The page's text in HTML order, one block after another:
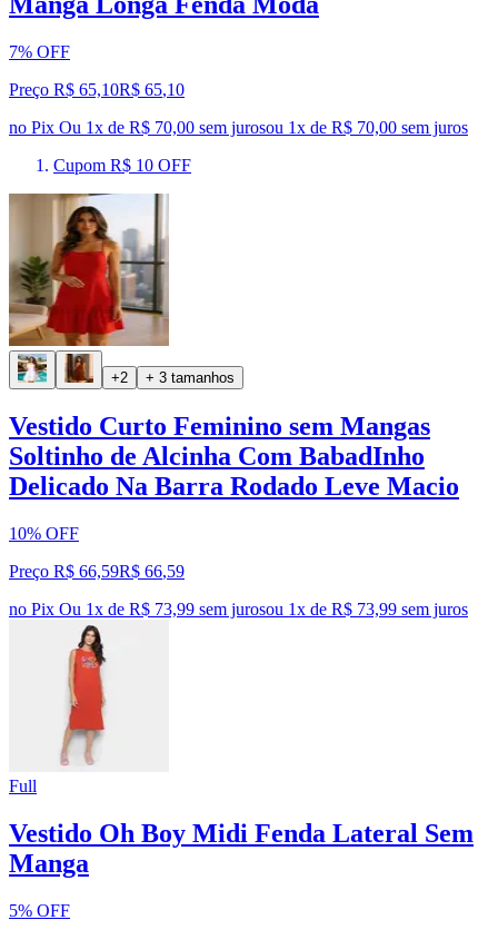
7% OFF
Preço R$ 65,10R$ 65,10
no Pix Ou 1x de R$ 70,00 sem jurosou 1x de R$ 70,00 sem juros
Cupom R$ 10 OFF
+2 + 3 tamanhos
Vestido Curto Feminino sem Mangas
Soltinho de Alcinha Com BabadInho
Delicado Na Barra Rodado Leve Macio
10% OFF
Preço R$ 66,59R$ 66,59
no Pix Ou 1x de R$ 73,99 sem jurosou 1x de R$ 73,99 sem juros
Full
Vestido Oh Boy Midi Fenda Lateral Sem
Manga
5% OFF